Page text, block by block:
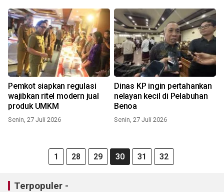
Pemkot siapkan regulasi
wajibkan ritel modern jual
produk UMKM
Senin, 27 Juli 2026
Dinas KP ingin pertahankan
nelayan kecil di Pelabuhan
Benoa
Senin, 27 Juli 2026
1 28 29 30 31 32
Terpopuler -